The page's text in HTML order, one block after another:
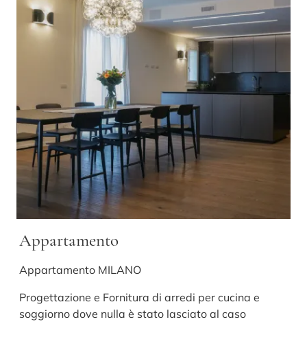
Appartamento
Appartamento MILANO
Progettazione e Fornitura di arredi per cucina e
soggiorno dove nulla è stato lasciato al caso